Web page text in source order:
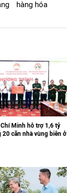
hàng hóa
Minh hỗ trợ 1,6 tỷ
20 căn nhà vùng biên ở